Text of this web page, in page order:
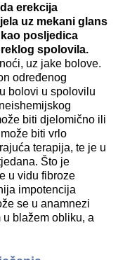
erekcija
uz mekani glans
posljedica
spolovila.
uz jake bolove.
određenog
bolovi u spolovilu
biti djelomično ili
biti vrlo
terapija, te je u
Što je
u vidu fibroze
impotencija
se u anamnezi
blažem obliku, a